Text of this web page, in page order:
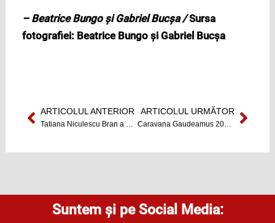
– Beatrice Bungo și Gabriel Bucșa /Sursa
fotografiei: Beatrice Bungo și Gabriel Bucșa
Prev
ARTICOLUL ANTERIOR
Tatiana Niculescu Bran a demisionat din funcția de purtător de cuvânt al președintelui
ARTICOLUL URMĂTOR
Caravana Gaudeamus 2015 a ajuns și la Cluj-Napoca. Next
Suntem și pe Social Media: